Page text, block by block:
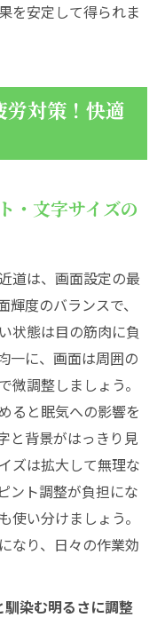
を安定して得られま
労対策！快適
・文字サイズの
道は、画面設定の最
度のバランスで、
状態は目の筋肉に負
一に、画面は周囲の
微調整しましょう。
ると眠気への影響を
と背景がはっきり見
ズは拡大して無理な
ント調整が負担にな
使い分けましょう。
なり、日々の作業効
染む明るさに調整